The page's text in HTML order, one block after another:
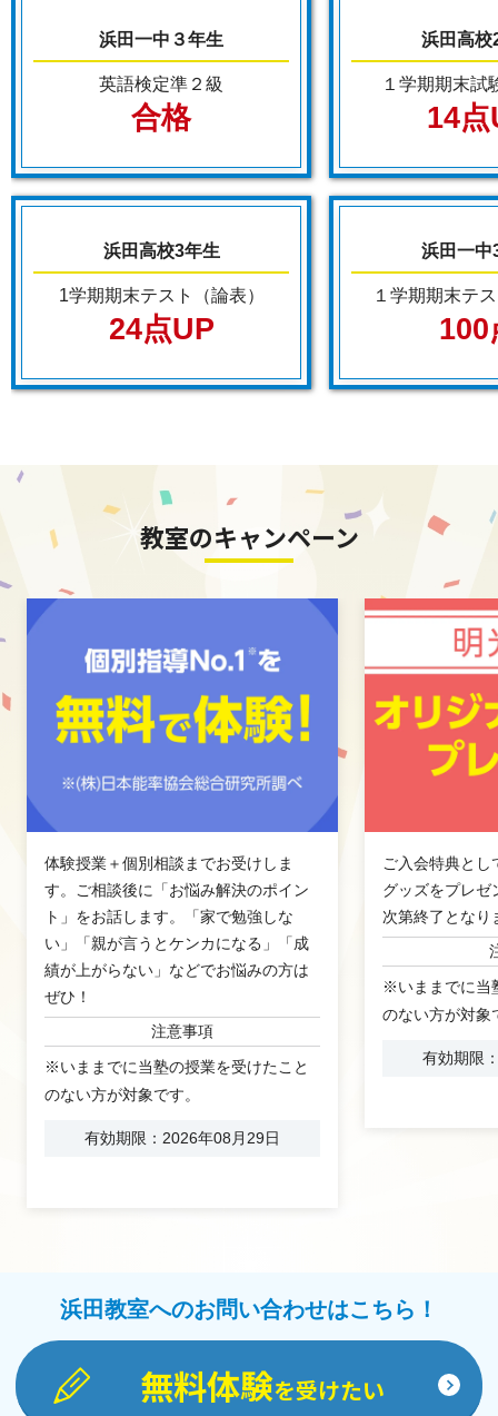
浜田一中３年生
英語検定準２級
合格
浜田高校3年生
1学期期末テスト（論表）
24点UP
浜田高校
１学期期末
14点
浜田一中
１学期期末テ
100
教室のキャンペーン
体験授業＋個別相談までお受けしま
す。ご相談後に「お悩み解決のポイン
ト」をお話します。「家で勉強しな
い」「親が言うとケンカになる」「成
績が上がらない」などでお悩みの方は
ぜひ！
注意事項
※いままでに当塾の授業を受けたこと
のない方が対象です。
有効期限：2026年08月29日
ご入会特典とし
グッズをプレゼ
次第終了となり
※いままでに当
のない方が対象
有効期限
浜田教室へのお問い合わせはこちら！
無料体験を受けたい